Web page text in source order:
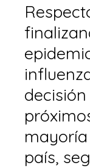
país,